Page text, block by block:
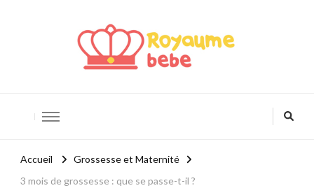
Accueil
Grossesse et Maternité
3 mois de grossesse : que se passe-t-il ?